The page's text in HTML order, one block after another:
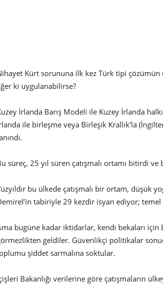
Kürt sorununa ilk kez Türk tipi çözümün
ki uygulanabilirse?
İrlanda Barış Modeli ile Kuzey İrlanda
ile birleşme veya Birleşik Krallık’la
süreç, 25 yıl süren çatışmalı ortamı bitirdi
bu ülkede çatışmalı bir ortam, düşük
tabiriyle 29 kezdir isyan ediyor;
bugüne kadar iktidarlar, kendi bekaları
geldiler. Güvenlikçi politikalar
şiddet sarmalına soktular.
Bakanlığı verilerine göre çatışmaların